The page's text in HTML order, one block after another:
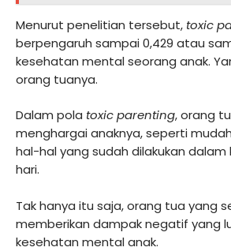
Menurut penelitian tersebut, toxic
berpengaruh sampai 0,429 atau
kesehatan mental seorang anak.
orang tuanya.
Dalam pola toxic parenting, orang
menghargai anaknya, seperti
hal-hal yang sudah dilakukan
hari.
Tak hanya itu saja, orang tua yang
memberikan dampak negatif yang
kesehatan mental anak.